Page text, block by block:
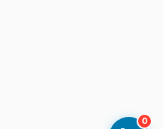
0